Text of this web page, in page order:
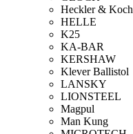
Heckler & Koch
HELLE
K25
KA-BAR
KERSHAW
Klever Ballistol
LANSKY
LIONSTEEL
Magpul
Man Kung